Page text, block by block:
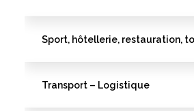
Sport, hôtellerie, restauration,
Transport – Logistique